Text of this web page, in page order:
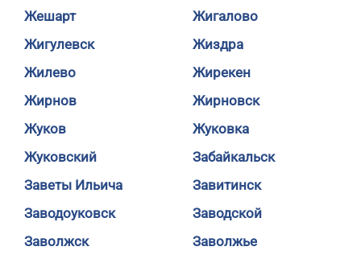
Жешарт
Жигалово
Жигулевск
Жиздра
Жилево
Жирекен
Жирнов
Жирновск
Жуков
Жуковка
Жуковский
Забайкальск
Заветы Ильича
Завитинск
Заводоуковск
Заводской
Заволжск
Заволжье